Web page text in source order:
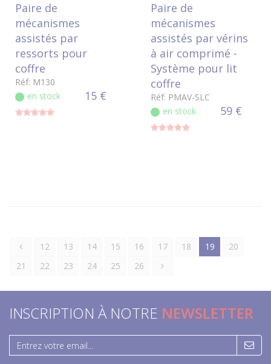
Paire de
mécanismes
assistés par
ressorts pour
coffre
Réf: M130
en stock
15 €
Paire de
mécanismes
assistés par vérins
à air comprimé -
Système pour lit
coffre
Réf: PMAV-SLC
en stock
59 €
12 13 14 15 16 17 18 19
20
21
22 23 24 25 26
INSCRIPTION À NOTRE NEWSLETTER